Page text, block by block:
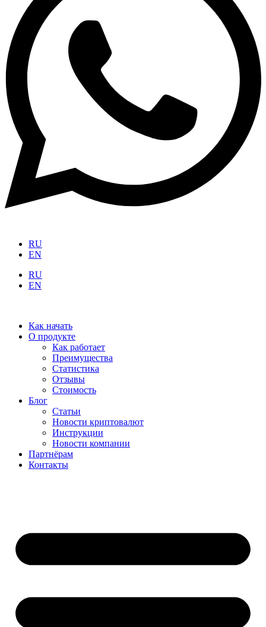
RU
EN
RU
EN
Как начать
О продукте
Как работает
Преимущества
Статистика
Отзывы
Стоимость
Блог
Статьи
Новости криптовалют
Инструкции
Новости компании
Партнёрам
Контакты